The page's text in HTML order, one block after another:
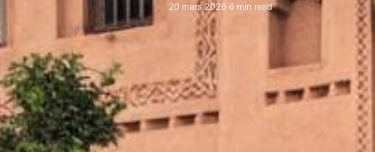
20 mars 2026·6 min read